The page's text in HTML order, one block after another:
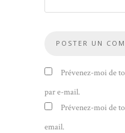
Prévenez-moi de
par e-mail.
Prévenez-moi de
email.